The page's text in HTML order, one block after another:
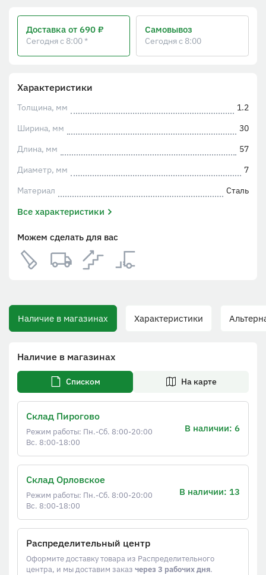
Характеристики
Толщина, мм
1.2
Ширина, мм
30
Длина, мм
57
Диаметр, мм
7
Материал
Сталь
Все характеристики
Можем сделать для вас
Доставка от 690 ₽
Сегодня с 8:00 *
Самовывоз
Сегодня с 8:00
Наличие в магазинах Характеристики
Наличие в магазинах
Списком На карте
Склад Пирогово
Режим работы: Пн.-Сб. 8:00-20:00
Вс. 8:00-18:00
В наличии: 6
Склад Орловское
Режим работы: Пн.-Сб. 8:00-20:00
Вс. 8:00-18:00
В наличии: 13
Распределительный центр
Оформите доставку товара из Распределительного
центра, и мы доставим заказ через 3 рабочих дня.